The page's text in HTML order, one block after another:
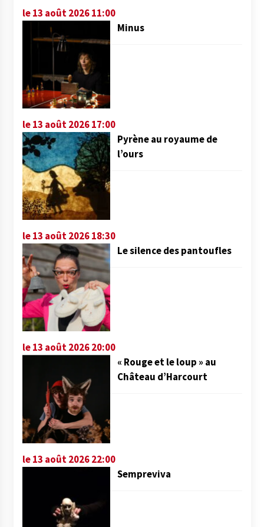
le 13 août 2026 11:00
Minus
le 13 août 2026 17:00
Pyrène au royaume de
l’ours
le 13 août 2026 18:30
Le silence des pantoufles
le 13 août 2026 20:00
« Rouge et le loup » au
Château d’Harcourt
le 13 août 2026 22:00
Sempreviva